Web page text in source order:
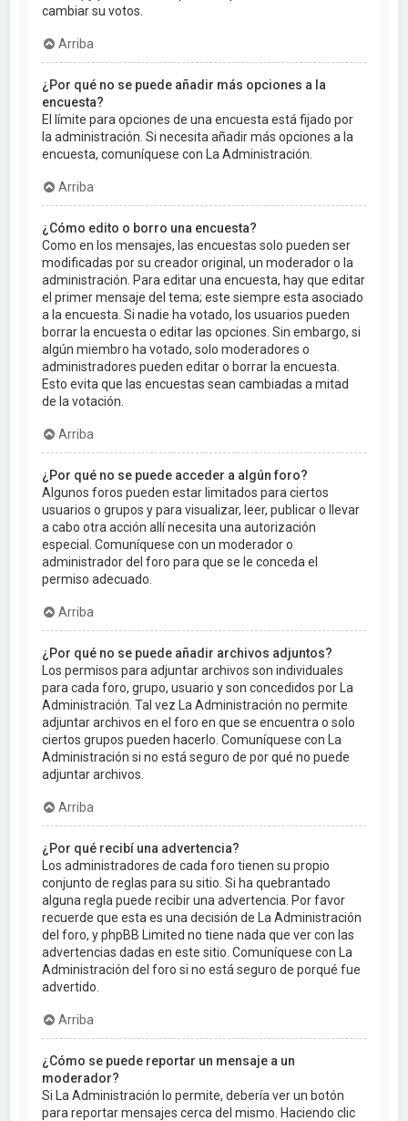
cambiar su votos.
Arriba
¿Por qué no se puede añadir más opciones a la
encuesta?
El límite para opciones de una encuesta está fijado por
la administración. Si necesita añadir más opciones a la
encuesta, comuníquese con La Administración.
Arriba
¿Cómo edito o borro una encuesta?
Como en los mensajes, las encuestas solo pueden ser
modificadas por su creador original, un moderador o la
administración. Para editar una encuesta, hay que editar
el primer mensaje del tema; este siempre esta asociado
a la encuesta. Si nadie ha votado, los usuarios pueden
borrar la encuesta o editar las opciones. Sin embargo, si
algún miembro ha votado, solo moderadores o
administradores pueden editar o borrar la encuesta.
Esto evita que las encuestas sean cambiadas a mitad
de la votación.
Arriba
¿Por qué no se puede acceder a algún foro?
Algunos foros pueden estar limitados para ciertos
usuarios o grupos y para visualizar, leer, publicar o llevar
a cabo otra acción allí necesita una autorización
especial. Comuníquese con un moderador o
administrador del foro para que se le conceda el
permiso adecuado.
Arriba
¿Por qué no se puede añadir archivos adjuntos?
Los permisos para adjuntar archivos son individuales
para cada foro, grupo, usuario y son concedidos por La
Administración. Tal vez La Administración no permite
adjuntar archivos en el foro en que se encuentra o solo
ciertos grupos pueden hacerlo. Comuníquese con La
Administración si no está seguro de por qué no puede
adjuntar archivos.
Arriba
¿Por qué recibí una advertencia?
Los administradores de cada foro tienen su propio
conjunto de reglas para su sitio. Si ha quebrantado
alguna regla puede recibir una advertencia. Por favor
recuerde que esta es una decisión de La Administración
del foro, y phpBB Limited no tiene nada que ver con las
advertencias dadas en este sitio. Comuníquese con La
Administración del foro si no está seguro de porqué fue
advertido.
Arriba
¿Cómo se puede reportar un mensaje a un
moderador?
Si La Administración lo permite, debería ver un botón
para reportar mensajes cerca del mismo. Haciendo clic